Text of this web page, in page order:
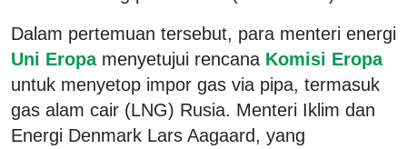
Dalam pertemuan tersebut, para menteri energi
Uni Eropa menyetujui rencana Komisi Eropa
untuk menyetop impor gas via pipa, termasuk
gas alam cair (LNG) Rusia. Menteri Iklim dan
Energi Denmark Lars Aagaard, yang